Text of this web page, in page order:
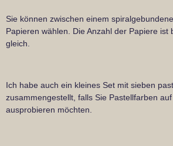
Sie können zwischen einem
Papieren wählen. Die Anzahl der Papiere ist
gleich.
Ich habe auch ein kleines Set mit sieben
zusammengestellt, falls Sie Pastellfarben
ausprobieren möchten.